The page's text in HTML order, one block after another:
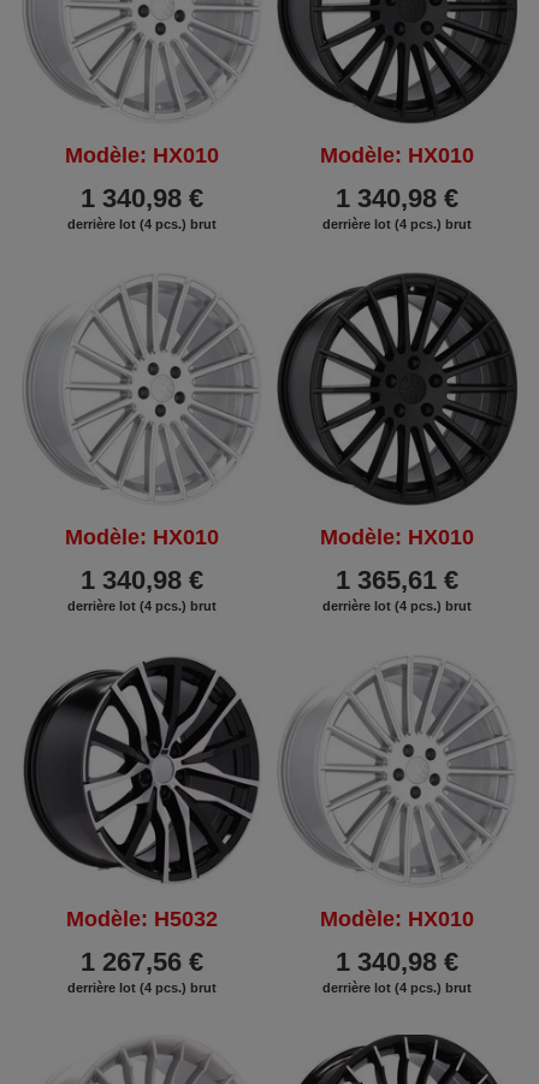
Modèle: HX010
1 340,98 €
derrière lot (4 pcs.) brut
Modèle: HX010
1 340,98 €
derrière lot (4 pcs.) brut
Modèle: HX010
1 340,98 €
derrière lot (4 pcs.) brut
Modèle: HX010
1 365,61 €
derrière lot (4 pcs.) brut
Modèle: H5032
1 267,56 €
derrière lot (4 pcs.) brut
Modèle: HX010
1 340,98 €
derrière lot (4 pcs.) brut